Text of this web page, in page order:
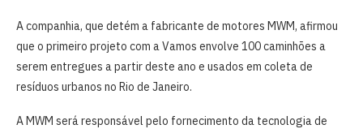
A companhia, que ‌detém a fabricante ‌de motores MWM, afirmou
que o primeiro projeto com a Vamos envolve 100 ‌caminhões a
serem entregues a partir ​deste ano e usados em coleta de
resíduos urbanos no Rio de Janeiro.
A MWM será responsável pelo fornecimento da tecnologia de